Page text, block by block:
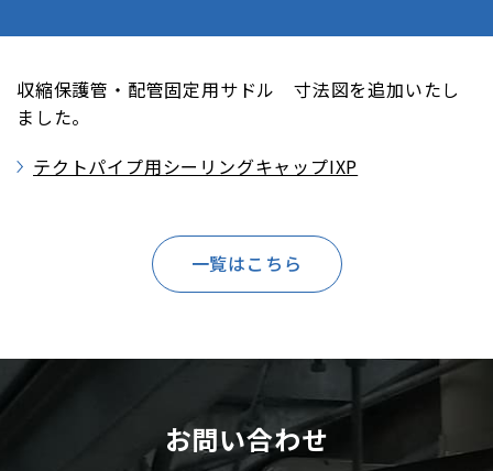
収縮保護管・配管固定用サドル 寸法図を追加いたし
ました。
テクトパイプ用シーリングキャップIXP
一覧はこちら
お問い合わせ